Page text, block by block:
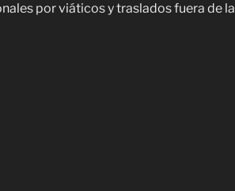
por viáticos y traslados fuera de la